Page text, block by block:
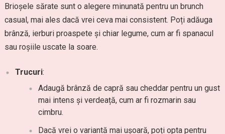
Brioșele sărate sunt o alegere minunată pentru un brunch
casual, mai ales dacă vrei ceva mai consistent. Poți adăuga
brânză, ierburi proaspete și chiar legume, cum ar fi spanacul
sau roșiile uscate la soare.
Trucuri:
Adaugă brânză de capră sau cheddar pentru un gust
mai intens și verdeață, cum ar fi rozmarin sau
cimbru.
Dacă vrei o variantă mai ușoară, poți opta pentru